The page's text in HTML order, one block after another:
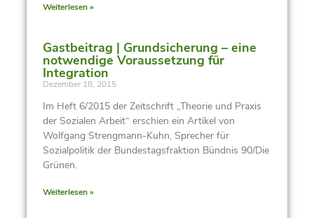
Weiterlesen »
Gastbeitrag | Grundsicherung – eine
notwendige Voraussetzung für
Integration
Dezember 18, 2015
Im Heft 6/2015 der Zeitschrift „Theorie und Praxis
der Sozialen Arbeit“ erschien ein Artikel von
Wolfgang Strengmann-Kuhn, Sprecher für
Sozialpolitik der Bundestagsfraktion Bündnis 90/Die
Grünen.
Weiterlesen »